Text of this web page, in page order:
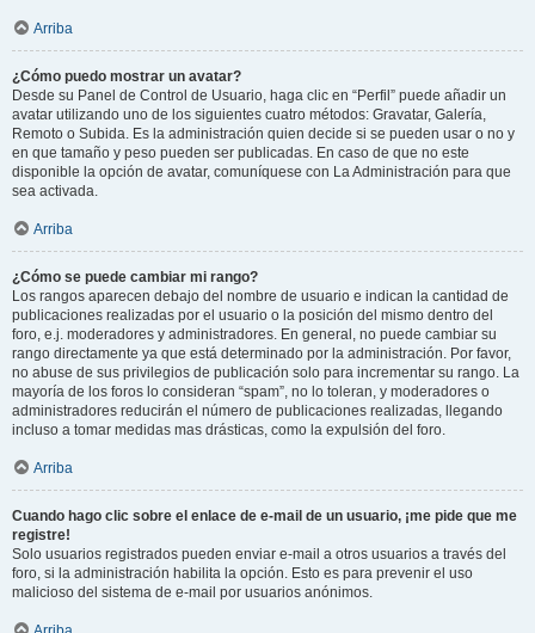
Arriba
¿Cómo puedo mostrar un avatar?
Desde su Panel de Control de Usuario, haga clic en “Perfil” puede añadir un
avatar utilizando uno de los siguientes cuatro métodos: Gravatar, Galería,
Remoto o Subida. Es la administración quien decide si se pueden usar o no y
en que tamaño y peso pueden ser publicadas. En caso de que no este
disponible la opción de avatar, comuníquese con La Administración para que
sea activada.
Arriba
¿Cómo se puede cambiar mi rango?
Los rangos aparecen debajo del nombre de usuario e indican la cantidad de
publicaciones realizadas por el usuario o la posición del mismo dentro del
foro, e.j. moderadores y administradores. En general, no puede cambiar su
rango directamente ya que está determinado por la administración. Por favor,
no abuse de sus privilegios de publicación solo para incrementar su rango. La
mayoría de los foros lo consideran “spam”, no lo toleran, y moderadores o
administradores reducirán el número de publicaciones realizadas, llegando
incluso a tomar medidas mas drásticas, como la expulsión del foro.
Arriba
Cuando hago clic sobre el enlace de e-mail de un usuario, ¡me pide que me
registre!
Solo usuarios registrados pueden enviar e-mail a otros usuarios a través del
foro, si la administración habilita la opción. Esto es para prevenir el uso
malicioso del sistema de e-mail por usuarios anónimos.